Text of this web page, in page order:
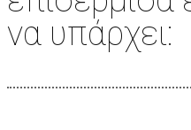
να υπάρχει: